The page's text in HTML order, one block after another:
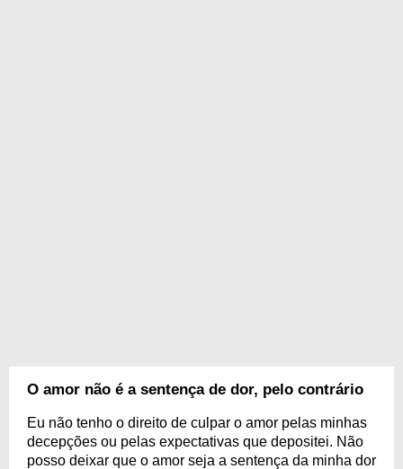
O amor não é a sentença de dor, pelo contrário
Eu não tenho o direito de culpar o amor pelas minhas
decepções ou pelas expectativas que depositei. Não
posso deixar que o amor seja a sentença da minha dor